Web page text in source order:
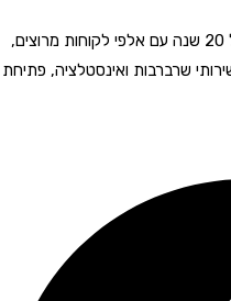
אינסטלטור יצאת צדיק בעל ניסיון של מעל 20 שנה עם אלפי לקוחות מרוצים,
שרברבות ואינסטלציה, פתיחת